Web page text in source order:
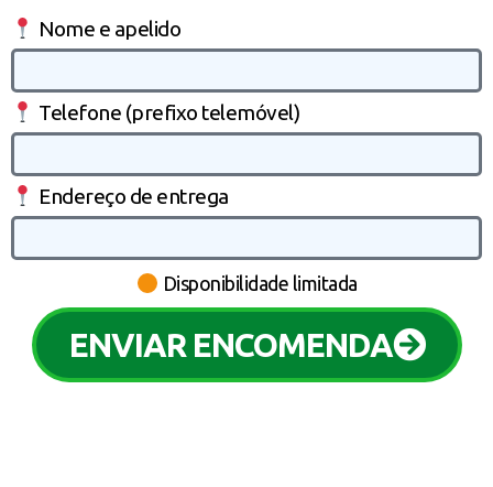
Nome e apelido
Telefone (prefixo telemóvel)
Endereço de entrega
Disponibilidade limitada
ENVIAR ENCOMENDA